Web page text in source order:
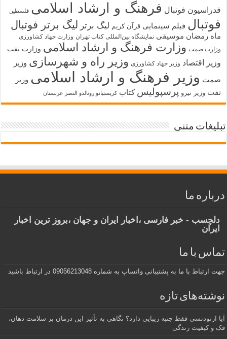
فدراسیون فوتبال فرهنگ و ارشاد اسلامی فلسطین
فوتبال فیلم سینمایی قرآن کریم لیگ برتر لیگ برتر فوتبال
ماه رمضان موسیقی نمایشگاه بین‌المللی کتاب تهران وزارت جهاد کشاورزی
وزارت صمت وزارت فرهنگ و ارشاد اسلامی وزارت نفت
وزیر اقتصاد وزیر جهاد کشاورزی وزیر راه و شهرسازی وزیر
صمت وزیر فرهنگ و ارشاد اسلامی وزیر
نفت وزیر نیرو پرسپولیس کتاب کریستیانو رونالدو النصر عربستان
تبلیغات متنی
درباره ما
دلچسب - خبر فارسی ،اخبار ایران و جهان ،بروز ترین اخبار
ایران
تماس با ما
جهت ارتباط با ما به پشتیبانی واتساپ به شماره 09056213048 در ارتباط باشید
نوشته‌های تازه
آیا ارتودنسی فقط جنبه زیبایی دارد؟ نگاهی به تأثیر این درمان بر سلامت دهان،
فک و کیفیت زندگی